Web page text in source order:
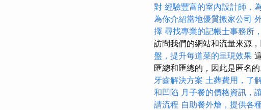
對 經驗豐富的室內設計師，
為你介紹當地優質搬家公司
擇 尋找專業的記帳士事務所
訪問我們的網站和流量來源
盤，提升每道菜的呈現效果
匯總和匯總的，因此是匿名的
牙齒解決方案 土葬費用，了
和凹陷 月子餐的價格資訊，
請流程 自助餐外燴，提供各